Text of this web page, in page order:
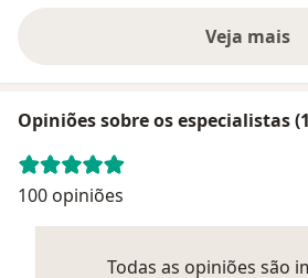
Veja mais
Opiniões sobre os especialistas
100 opiniões
Todas as opiniões são